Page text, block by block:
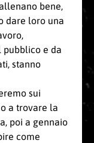
bene,
dare loro una
pubblico e da
stanno
sui
a trovare la
poi a gennaio
come